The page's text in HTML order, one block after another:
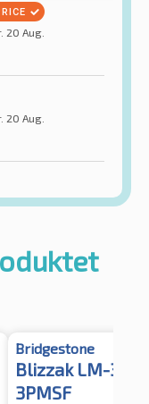
20 Aug.
20 Aug.
Bridgestone
Blizzak LM-32
3PMSF